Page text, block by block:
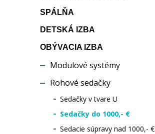
SPÁLŇA
DETSKÁ IZBA
OBÝVACIA IZBA
Modulové systémy
Rohové sedačky
Sedačky v tvare U
Sedačky do 1000,- €
Sedacie súpravy nad 1000,- €